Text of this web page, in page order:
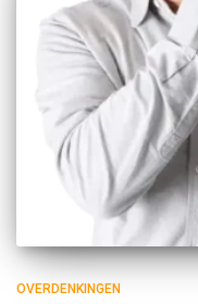
OVERDENKINGEN